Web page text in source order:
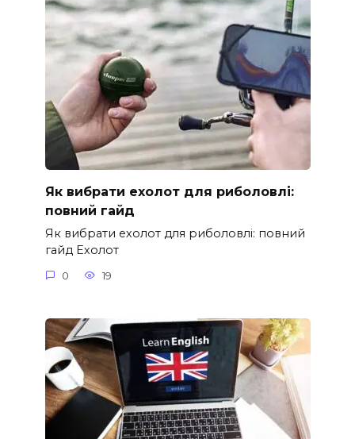
Як вибрати ехолот для риболовлі:
повний гайд
Як вибрати ехолот для риболовлі: повний
гайд Ехолот
0 19